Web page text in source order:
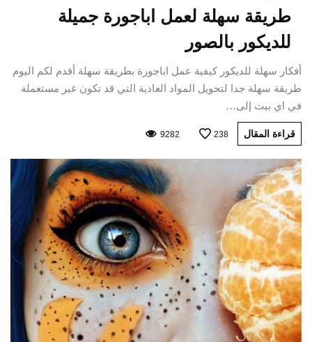
طريقة سهلة لعمل اباجورة جميلة
للديكور بالصور
أفكار سهلة للديكور كيفية عمل اباجورة بطريقة سهلة أقدم لكم اليوم
طريقة سهلة جدا لتحويل المواد العادية التي قد تكون غير مستعملة
في اي بيت إلى…
قراءة المقال 238
9282